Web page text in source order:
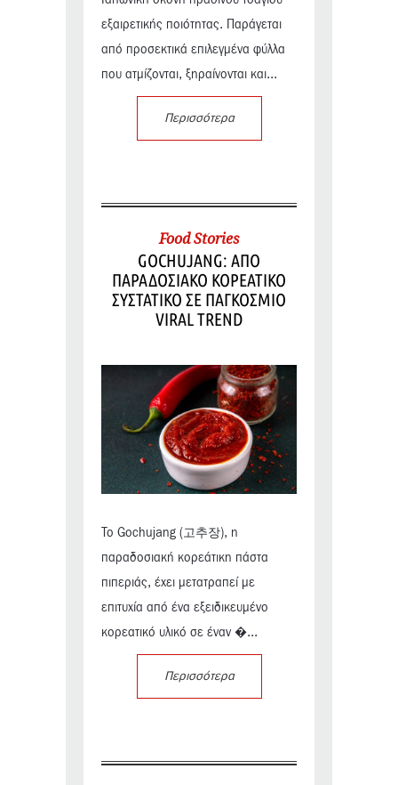
εξαιρετικής ποιότητας. Παράγεται
από προσεκτικά επιλεγμένα φύλλα
που ατμίζονται, ξηραίνονται και...
Περισσότερα
Food Stories
GOCHUJANG: ΑΠΟ
ΠΑΡΑΔΟΣΙΑΚΟ ΚΟΡΕΑΤΙΚΟ
ΣΥΣΤΑΤΙΚΟ ΣΕ ΠΑΓΚΟΣΜΙΟ
VIRAL TREND
Το Gochujang (고추장), η
παραδοσιακή κορεάτικη πάστα
πιπεριάς, έχει μετατραπεί με
επιτυχία από ένα εξειδικευμένο
κορεατικό υλικό σε έναν �...
Περισσότερα